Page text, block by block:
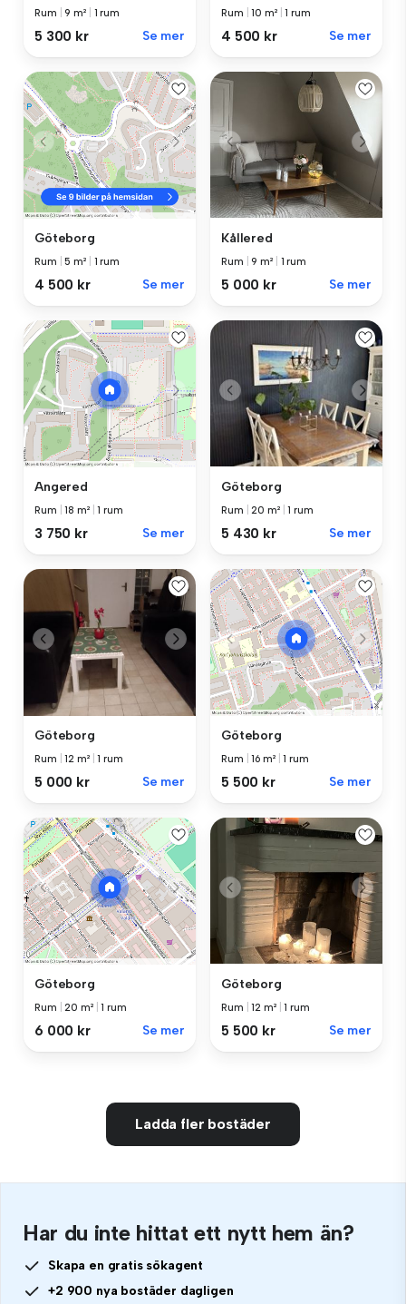
Rum |9 m² 1 rum
5 300 kr Se mer
Rum |10 m² |1 rum
4 500 kr Se mer
Göteborg
Rum |5 m² 1 rum
4 500 kr Se mer
Kållered
Rum |9 m² 1 rum
5 000 kr Se mer
Angered
Rum |18 m² |1 rum
3 750 kr Se mer
Göteborg
Rum |20 m² |1 rum
5 430 kr Se mer
Göteborg
Rum |12 m² |1 rum
5 000 kr Se mer
Göteborg
Rum |16 m² |1 rum
5 500 kr Se mer
Göteborg
Rum |20 m² |1 rum
6 000 kr Se mer
Göteborg
Rum |12 m² |1 rum
5 500 kr Se mer
Ladda fler bostäder
Har du inte hittat ett nytt hem än?
Skapa en gratis sökagent
+2 900 nya bostäder dagligen